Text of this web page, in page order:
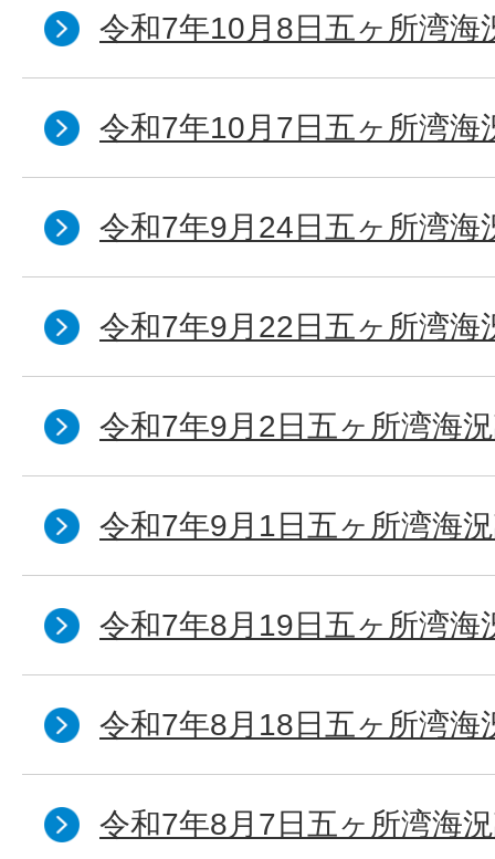
令和7年10月8日五ヶ所湾海
令和7年10月7日五ヶ所湾海
令和7年9月24日五ヶ所湾海
令和7年9月22日五ヶ所湾海
令和7年9月2日五ヶ所湾海
令和7年9月1日五ヶ所湾海
令和7年8月19日五ヶ所湾海
令和7年8月18日五ヶ所湾海
令和7年8月7日五ヶ所湾海